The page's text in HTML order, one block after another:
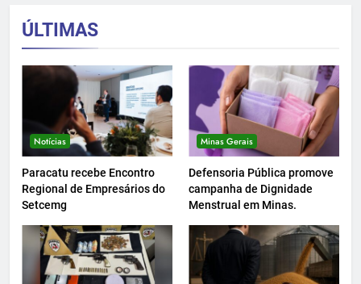
ÚLTIMAS
Notícias
Paracatu recebe Encontro
Regional de Empresários do
Setcemg
Minas Gerais
Defensoria Pública promove
campanha de Dignidade
Menstrual em Minas.